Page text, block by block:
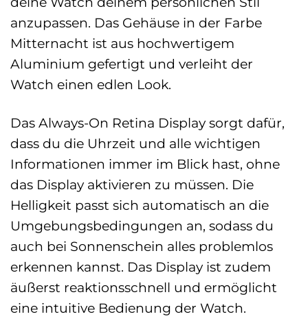
anzupassen. Das Gehäuse in der Farbe
Mitternacht ist aus hochwertigem
Aluminium gefertigt und verleiht der
Watch einen edlen Look.
Das Always-On Retina Display sorgt dafür,
dass du die Uhrzeit und alle wichtigen
Informationen immer im Blick hast, ohne
das Display aktivieren zu müssen. Die
Helligkeit passt sich automatisch an die
Umgebungsbedingungen an, sodass du
auch bei Sonnenschein alles problemlos
erkennen kannst. Das Display ist zudem
äußerst reaktionsschnell und ermöglicht
eine intuitive Bedienung der Watch.